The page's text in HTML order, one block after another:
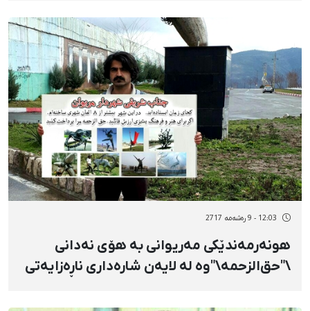
12:03 - 9 رەشەمه 2717
هونەرمەندێکی مەریوانی بە هۆی نەدانی
\"حق‌الزحمە\"وە لە لایەن شارەداری ناڕەزایەتی